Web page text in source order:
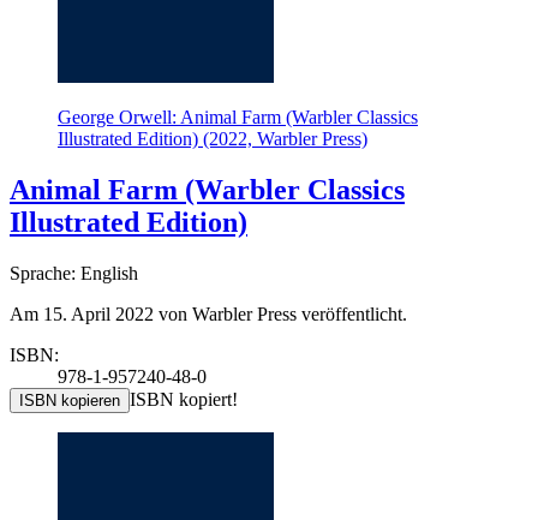
George Orwell: Animal Farm (Warbler Classics
Illustrated Edition) (2022, Warbler Press)
Animal Farm (Warbler Classics
Illustrated Edition)
Sprache: English
Am 15. April 2022 von Warbler Press veröffentlicht.
ISBN:
978-1-957240-48-0
ISBN kopieren ISBN kopiert!